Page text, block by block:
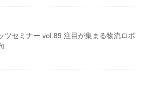
ツセミナー vol.89 注目が集まる物流ロボ